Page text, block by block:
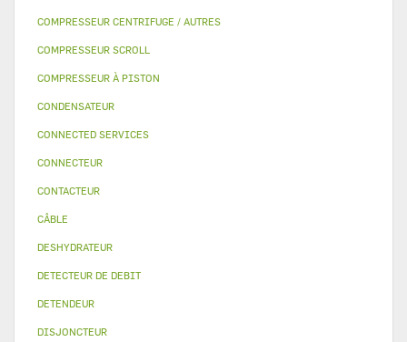
COMPRESSEUR CENTRIFUGE / AUTRES
COMPRESSEUR SCROLL
COMPRESSEUR À PISTON
CONDENSATEUR
CONNECTED SERVICES
CONNECTEUR
CONTACTEUR
CÂBLE
DESHYDRATEUR
DETECTEUR DE DEBIT
DETENDEUR
DISJONCTEUR